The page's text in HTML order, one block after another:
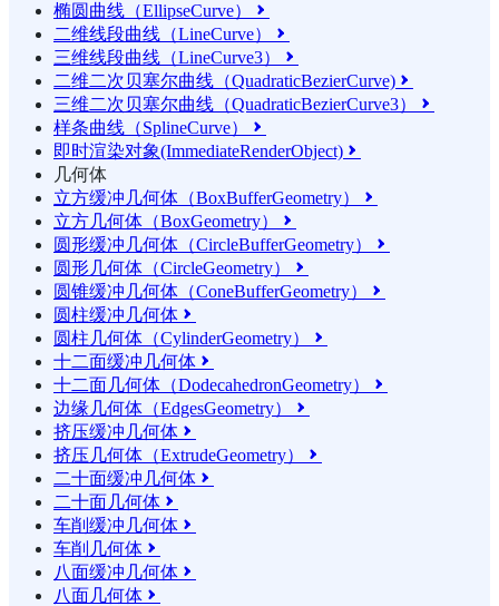
椭圆曲线（EllipseCurve） 
二维线段曲线（LineCurve） 
三维线段曲线（LineCurve3） 
二维二次贝塞尔曲线（QuadraticBezierCurve) 
三维二次贝塞尔曲线（QuadraticBezierCurve3） 
样条曲线（SplineCurve） 
即时渲染对象(ImmediateRenderObject) 
几何体
立方缓冲几何体（BoxBufferGeometry）

立方几何体（BoxGeometry） 
圆形缓冲几何体（CircleBufferGeometry） 
圆形几何体（CircleGeometry） 
圆锥缓冲几何体（ConeBufferGeometry） 
圆柱缓冲几何体 
圆柱几何体（CylinderGeometry） 
十二面缓冲几何体 
十二面几何体（DodecahedronGeometry） 
边缘几何体（EdgesGeometry） 
挤压缓冲几何体 
挤压几何体（ExtrudeGeometry） 
二十面缓冲几何体 
二十面几何体 
车削缓冲几何体 
车削几何体 
八面缓冲几何体 
八面几何体 